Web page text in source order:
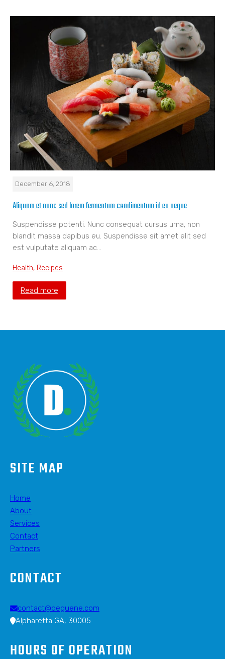
December 6, 2018
Aliquam et nunc sed lorem fermentum condimentum id eu neque
Suspendisse potenti. Nunc consequat cursus urna, non
blandit massa dapibus eu. Suspendisse sit amet elit sed
est vulputate aliquam ac…
Health, Recipes
Read more
SITE MAP
Home
About
Services
Contact
Partners
CONTACT
contact@deguene.com
Alpharetta GA, 30005
HOURS OF OPERATION